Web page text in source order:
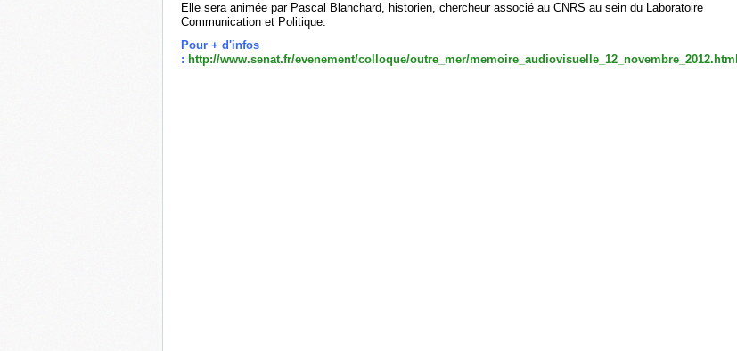
Elle sera animée par Pascal Blanchard, historien, chercheur associé au CNRS au sein du Laboratoire
Communication et Politique.
Pour + d'infos
: http://www.senat.fr/evenement/colloque/outre_mer/memoire_audiovisuelle_12_novembre_2012.html